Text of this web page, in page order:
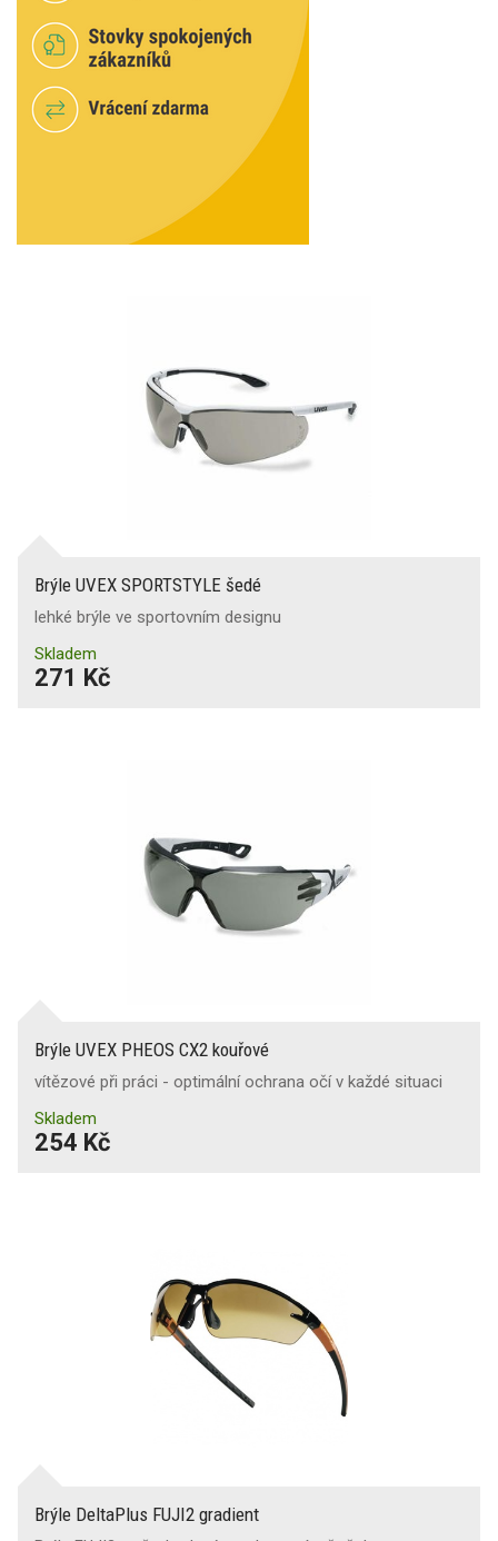
Brýle UVEX SPORTSTYLE šedé
lehké brýle ve sportovním designu
Skladem
271 Kč
Brýle UVEX PHEOS CX2 kouřové
vítězové při práci - optimální ochrana očí v každé situaci
Skladem
254 Kč
Brýle DeltaPlus FUJI2 gradient